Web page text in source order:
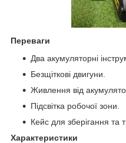
Переваги
Два акумуляторні
Безщіткові двигуни.
Живлення від
Підсвітка робочої зони.
Кейс для зберігання та
Характеристики